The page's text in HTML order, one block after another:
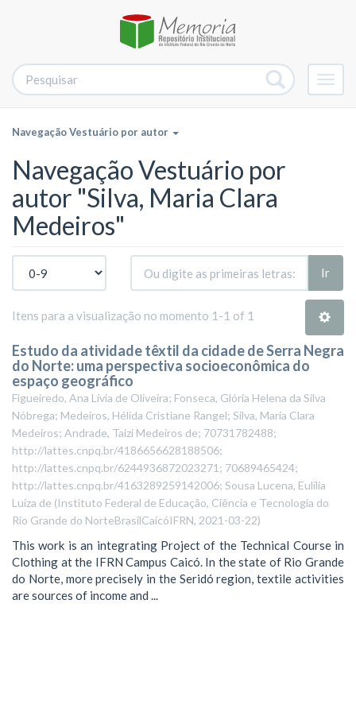
Navegação Vestuário por autor
Navegação Vestuário por
autor "Silva, Maria Clara
Medeiros"
Ir
Itens para a visualização no momento 1-1 of 1
Estudo da atividade têxtil da cidade de Serra Negra
do Norte: uma perspectiva socioeconômica do
espaço geográfico
Figueiredo, Ana Lívia de Oliveira; Fonseca, Glória Helena da Silva
Nóbrega; Medeiros, Hélida Cristiane Rangel; Silva, Maria Clara
Medeiros; Andrade, Taizi Medeiros de; 70731782488;
http://lattes.cnpq.br/4186656628188506;
http://lattes.cnpq.br/6244936872023271; 70689465424;
http://lattes.cnpq.br/4163289259142006; Sousa Lucena, Eulília
Luíza de (Instituto Federal de Educação, Ciência e Tecnologia do
Rio Grande do NorteBrasilCaicóIFRN, 2021-03-22)
This work is an integrating Project of the Technical Course in
Clothing at the IFRN Campus Caicó. In the state of Rio Grande
do Norte, more precisely in the Seridó region, textile activities
are sources of income and ...